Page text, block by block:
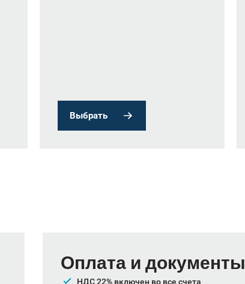
Выбрать
Оплата и документы
НДС 22% включен во все счета